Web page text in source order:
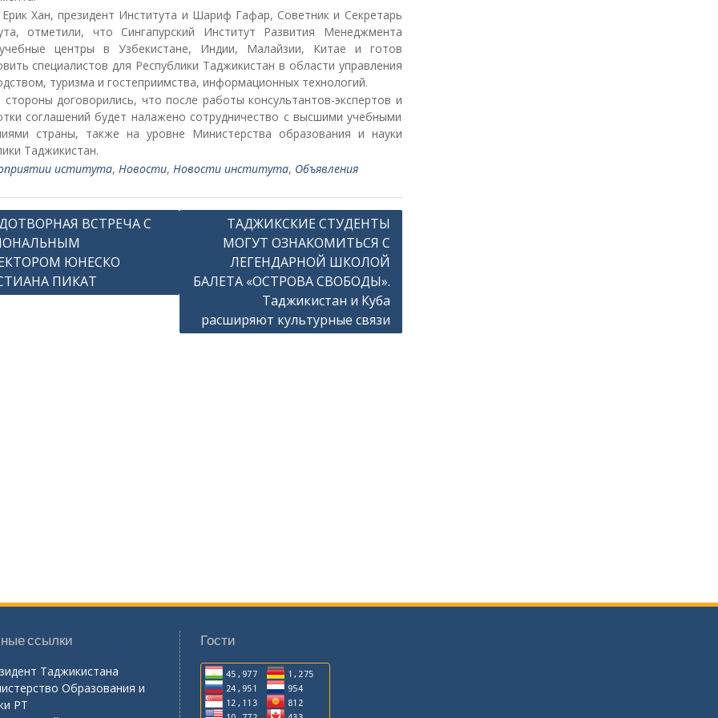
Хан, президент Института и Шариф Гафар, Советник и Секретарь
отметили, что Сингапурский Институт Развития Менеджмента
центры в Узбекистане, Индии, Малайзии, Китае и готов
специалистов для Республики Таджикистан в области управления
туризма и гостеприимства, информационных технологий.
стороны договорились, что после работы консультантов-экспертов и
соглашений будет налажено сотрудничество с высшими учебными
страны, также на уровне Министерства образования и науки
Таджикистан.
иститута, Новости, Новости института, Объявления
ВСТРЕЧА С
ЮНЕСКО
ПИКАТ
ТАДЖИКСКИЕ СТУДЕНТЫ
МОГУТ ОЗНАКОМИТЬСЯ С
ЛЕГЕНДАРНОЙ ШКОЛОЙ
БАЛЕТА «ОСТРОВА СВОБОДЫ».
Таджикистан и Куба
расширяют культурные связи
ссылки
Таджикистана
Образования и
РТ
Гости